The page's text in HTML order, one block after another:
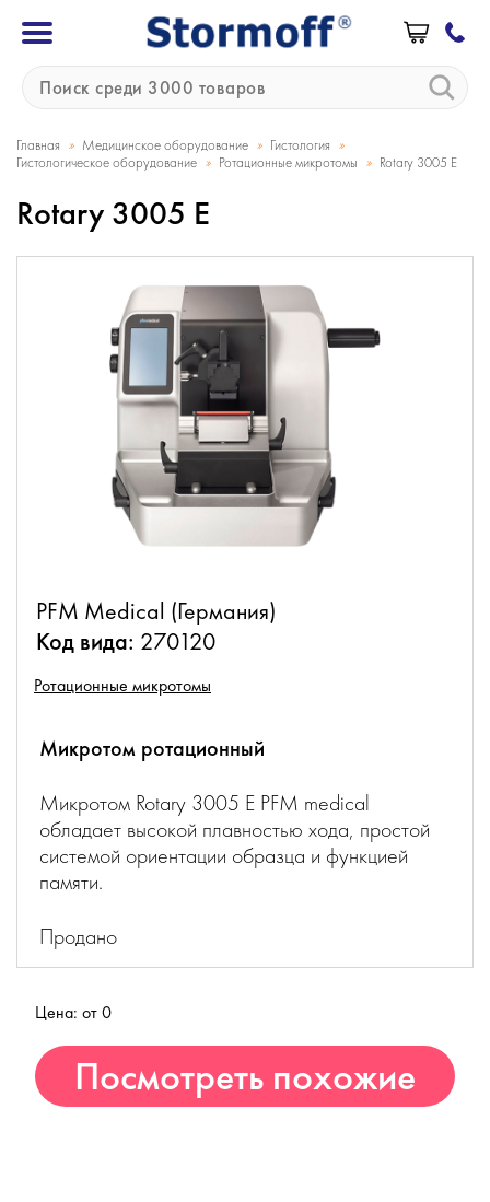
Главная » Медицинское оборудование » Гистология »
Гистологическое оборудование » Ротационные микротомы » Rotary 3005 E
Rotary 3005 E
PFM Medical (Германия)
Код вида: 270120
Ротационные микротомы
Микротом ротационный
Микротом Rotary 3005 E PFM medical
обладает высокой плавностью хода, простой
системой ориентации образца и функцией
памяти.
Продано
Цена: от 0
Посмотреть похожие